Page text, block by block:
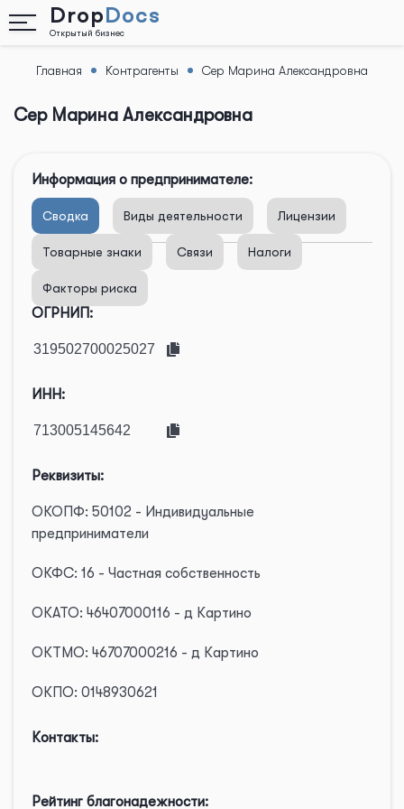
DropDocs
Открытый бизнес
Назад
Главная Контрагенты Сер Марина Александровна
Сер Марина Александровна
Информация о предпринимателе:
Сводка Виды деятельности Лицензии
Товарные знаки Связи Налоги
Факторы риска
ОГРНИП:
ИНН:
Реквизиты:
ОКОПФ: 50102 - Индивидуальные
предприниматели
ОКФС: 16 - Частная собственность
ОКАТО: 46407000116 - д Картино
ОКТМО: 46707000216 - д Картино
ОКПО: 0148930621
Контакты:
Рейтинг благонадежности: